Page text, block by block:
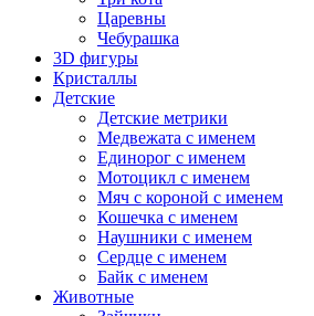
Царевны
Чебурашка
3D фигуры
Кристаллы
Детские
Детские метрики
Медвежата с именем
Единорог с именем
Мотоцикл с именем
Мяч с короной с именем
Кошечка с именем
Наушники с именем
Сердце с именем
Байк с именем
Животные